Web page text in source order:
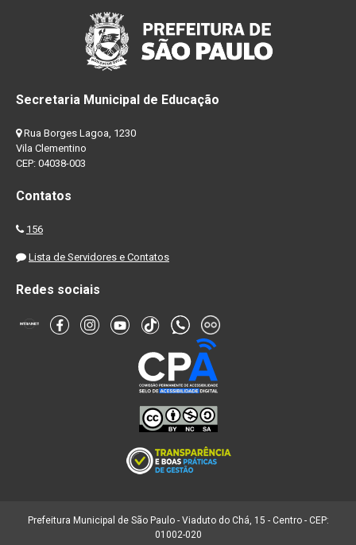
Secretaria Municipal de Educação
Rua Borges Lagoa, 1230
Vila Clementino
CEP: 04038-003
Contatos
156
Lista de Servidores e Contatos
Redes sociais
Prefeitura Municipal de São Paulo - Viaduto do Chá, 15 - Centro - CEP:
01002-020